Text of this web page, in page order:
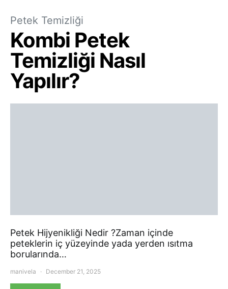
Petek Temizliği
Kombi Petek
Temizliği Nasıl
Yapılır?
Petek Hijyenikliği Nedir ?Zaman içinde
peteklerin iç yüzeyinde yada yerden ısıtma
borularında…
manivela December 21, 2025